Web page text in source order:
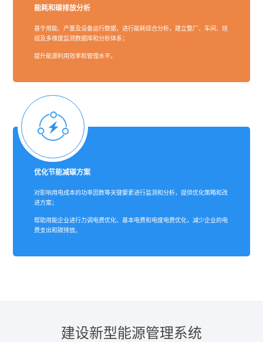
能耗和碳排放分析
基于用能、产量及设备运行数据，进行能耗综合分析，建立整厂、车间、班
组及多维度监测数据库和分析体系；
提升能源利用效率和管理水平。
优化节能减碳方案
对影响用电成本的功率因数等关键要素进行监测和分析，提供优化策略和改
进方案；
帮助用能企业进行力调电费优化、基本电费和电度电费优化，减少企业的电
费支出和碳排放。
建设新型能源管理系统